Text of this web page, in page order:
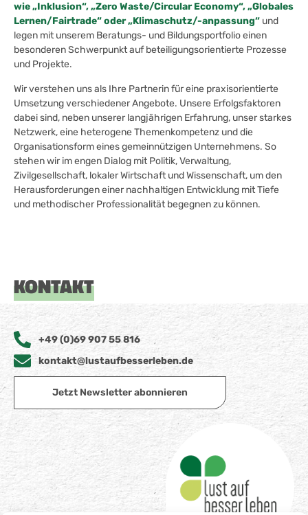
wie „Inklusion“, „Zero Waste/Circular Economy“, „Globales
Lernen/Fairtrade“ oder „Klimaschutz/-anpassung“ und
legen mit unserem Beratungs- und Bildungsportfolio einen
besonderen Schwerpunkt auf beteiligungsorientierte Prozesse
und Projekte.
Wir verstehen uns als Ihre Partnerin für eine praxisorientierte
Umsetzung verschiedener Angebote. Unsere Erfolgsfaktoren
dabei sind, neben unserer langjährigen Erfahrung, unser starkes
Netzwerk, eine heterogene Themenkompetenz und die
Organisationsform eines gemeinnützigen Unternehmens. So
stehen wir im engen Dialog mit Politik, Verwaltung,
Zivilgesellschaft, lokaler Wirtschaft und Wissenschaft, um den
Herausforderungen einer nachhaltigen Entwicklung mit Tiefe
und methodischer Professionalität begegnen zu können.
KONTAKT
+49 (0)69 907 55 816
kontakt@lustaufbesserleben.de
Jetzt Newsletter abonnieren